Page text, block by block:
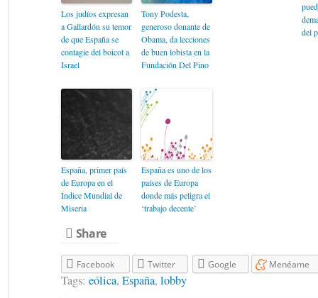
Los judíos expresan
a Gallardón su temor
de que España se
contagie del boicot a
Israel
Tony Podesta,
generoso donante de
Obama, da lecciones
de buen lobista en la
Fundación Del Pino
del
España, primer país
de Europa en el
Índice Mundial de
Miseria
España es uno de los
países de Europa
donde más peligra el
‘trabajo decente’
Share
Facebook Twitter Google Menéame
Tags: eólica, España, lobby